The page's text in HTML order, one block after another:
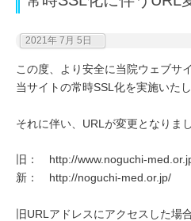
2021年 7月 5日
この度、より安全に当院ウェブサ
当サイトの常時SSL化を実施いたし
それに伴い、URLが変更となりま
旧： http://www.noguchi-
新： http://noguchi-med.or.jp/
旧URLアドレスにアクセスした場